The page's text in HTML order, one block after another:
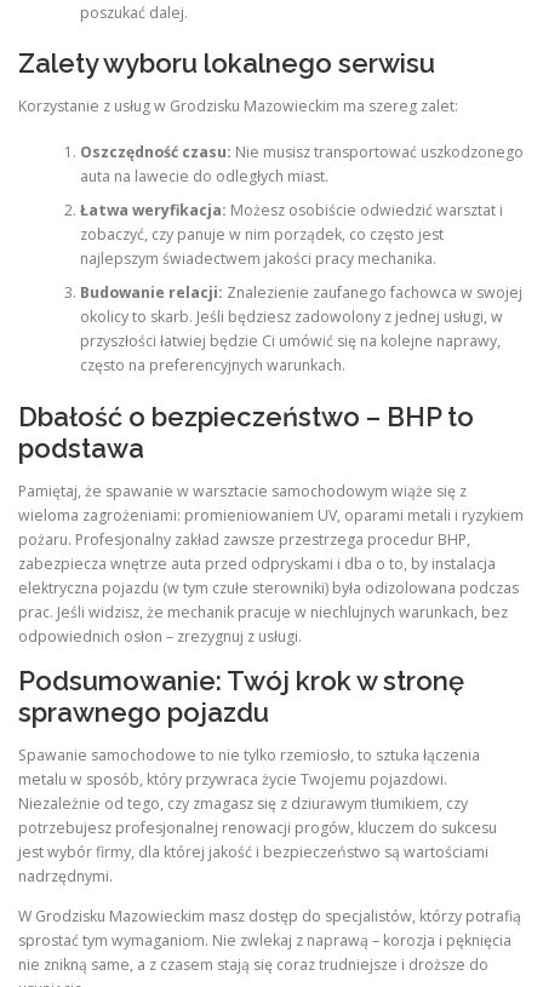
poszukać dalej.
Zalety wyboru lokalnego serwisu
Korzystanie z usług w Grodzisku Mazowieckim ma szereg zalet:
Oszczędność czasu: Nie musisz transportować uszkodzonego
auta na lawecie do odległych miast.
Łatwa weryfikacja: Możesz osobiście odwiedzić warsztat i
zobaczyć, czy panuje w nim porządek, co często jest
najlepszym świadectwem jakości pracy mechanika.
Budowanie relacji: Znalezienie zaufanego fachowca w swojej
okolicy to skarb. Jeśli będziesz zadowolony z jednej usługi, w
przyszłości łatwiej będzie Ci umówić się na kolejne naprawy,
często na preferencyjnych warunkach.
Dbałość o bezpieczeństwo – BHP to
podstawa
Pamiętaj, że spawanie w warsztacie samochodowym wiąże się z
wieloma zagrożeniami: promieniowaniem UV, oparami metali i ryzykiem
pożaru. Profesjonalny zakład zawsze przestrzega procedur BHP,
zabezpiecza wnętrze auta przed odpryskami i dba o to, by instalacja
elektryczna pojazdu (w tym czułe sterowniki) była odizolowana podczas
prac. Jeśli widzisz, że mechanik pracuje w niechlujnych warunkach, bez
odpowiednich osłon – zrezygnuj z usługi.
Podsumowanie: Twój krok w stronę
sprawnego pojazdu
Spawanie samochodowe to nie tylko rzemiosło, to sztuka łączenia
metalu w sposób, który przywraca życie Twojemu pojazdowi.
Niezależnie od tego, czy zmagasz się z dziurawym tłumikiem, czy
potrzebujesz profesjonalnej renowacji progów, kluczem do sukcesu
jest wybór firmy, dla której jakość i bezpieczeństwo są wartościami
nadrzędnymi.
W Grodzisku Mazowieckim masz dostęp do specjalistów, którzy potrafią
sprostać tym wymaganiom. Nie zwlekaj z naprawą – korozja i pęknięcia
nie znikną same, a z czasem stają się coraz trudniejsze i droższe do